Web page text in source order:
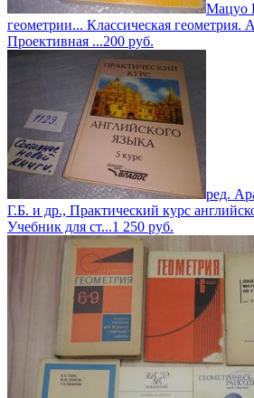
Мацуо
геометрии... Классическая геометрия.
Проективная ...200 руб.
ред.
Г.Б. и др., Практический курс
Учебник для ст...1 250 руб.